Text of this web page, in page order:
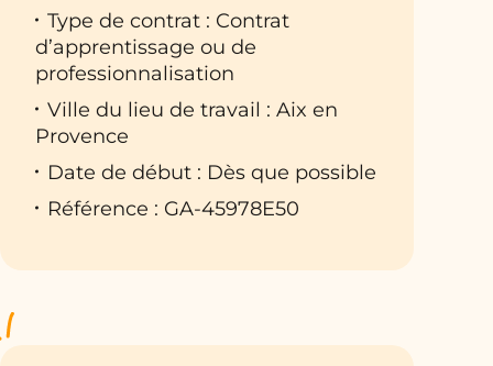
Type de contrat : Contrat
d’apprentissage ou de
professionnalisation
Ville du lieu de travail : Aix en
Provence
Date de début : Dès que possible
Référence : GA-45978E50